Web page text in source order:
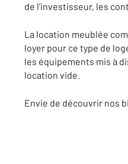
de l’investisseur, les
La location meublée
loyer pour ce type de
les équipements mis à
location vide.
Envie de découvrir nos